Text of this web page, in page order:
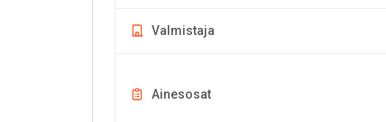
Valmistaja
Ainesosat